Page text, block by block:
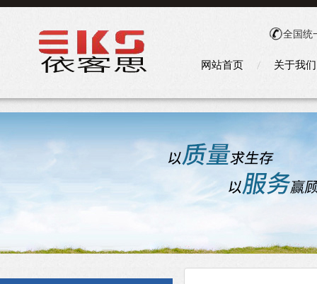
全国统
网站首页 关于我们